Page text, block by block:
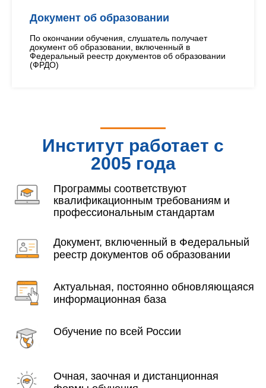
Документ об образовании
По окончании обучения, слушатель получает
документ об образовании, включенный в
Федеральный реестр документов об образовании
(ФРДО)
Институт работает с
2005 года
Программы соответствуют
квалификационным требованиям и
профессиональным стандартам
Документ, включенный в Федеральный
реестр документов об образовании
Актуальная, постоянно обновляющаяся
информационная база
Обучение по всей России
Очная, заочная и дистанционная